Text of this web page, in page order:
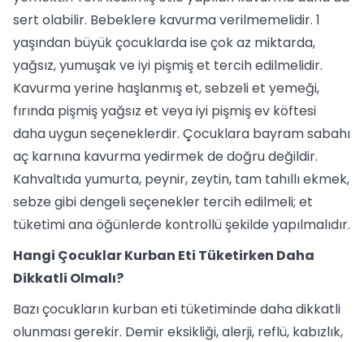
sert olabilir. Bebeklere kavurma verilmemelidir. 1
yaşından büyük çocuklarda ise çok az miktarda,
yağsız, yumuşak ve iyi pişmiş et tercih edilmelidir.
Kavurma yerine haşlanmış et, sebzeli et yemeği,
fırında pişmiş yağsız et veya iyi pişmiş ev köftesi
daha uygun seçeneklerdir. Çocuklara bayram sabahı
aç karnına kavurma yedirmek de doğru değildir.
Kahvaltıda yumurta, peynir, zeytin, tam tahıllı ekmek,
sebze gibi dengeli seçenekler tercih edilmeli; et
tüketimi ana öğünlerde kontrollü şekilde yapılmalıdır.
Hangi Çocuklar Kurban Eti Tüketirken Daha
Dikkatli Olmalı?
Bazı çocukların kurban eti tüketiminde daha dikkatli
olunması gerekir. Demir eksikliği, alerji, reflü, kabızlık,